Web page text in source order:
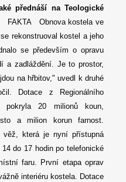
přednáší na Teologické
Obnova kostela ve
rekonstruoval kostel a jeho
se především o opravu
a zadláždění. Je to prostor,
na hřbitov," uvedl k druhé
Dotace z Regionálního
pokryla 20 milionů koun,
a milion korun farnost.
která je nyní přístupná
do 17 hodin po telefonické
faru. První etapa oprav
interiéru kostela. Dotace